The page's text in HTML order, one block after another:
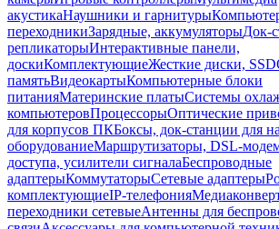
акустикаНаушники и гарнитуры
переходникиЗарядные, аккумуляторыДок-
репликаторыИнтерактивные панели,
доскиКомплектующиеЖесткие диски, SSD
памятьВидеокартыКомпьютерные блоки
питанияМатеринские платыСистемы
компьютеровПроцессорыОптические
для корпусов ПКБоксы, док-станции для
оборудованиеМаршрутизаторы, DSL-
доступа, усилители сигналаБеспроводные
адаптерыКоммутаторыСетевые адаптеры
комплектующиеIP-телефония
переходники сетевыеАнтенны для